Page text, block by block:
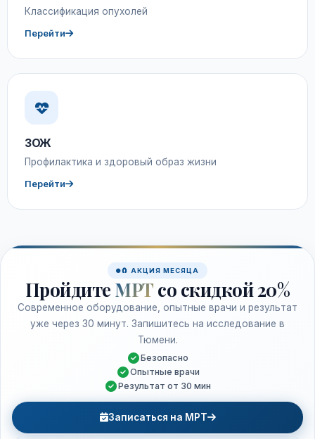
Классификация опухолей
Перейти
ЗОЖ
Профилактика и здоровый образ жизни
Перейти
🧲 АКЦИЯ МЕСЯЦА
Пройдите МРТ со скидкой 20%
Современное оборудование, опытные врачи и результат
уже через 30 минут. Запишитесь на исследование в
Тюмени.
Безопасно
Опытные врачи
Результат от 30 мин
Записаться на МРТ